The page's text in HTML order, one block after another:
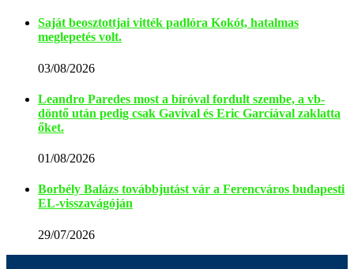
Saját beosztottjai vitték padlóra Kokót, hatalmas
meglepetés volt.
03/08/2026
Leandro Paredes most a bíróval fordult szembe, a vb-
döntő után pedig csak Gavival és Eric Garcíával zaklatta
őket.
01/08/2026
Borbély Balázs továbbjutást vár a Ferencváros budapesti
EL-visszavágóján
29/07/2026